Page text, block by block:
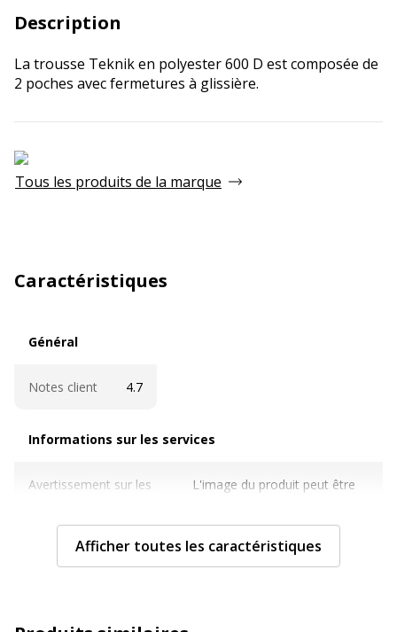
Description
La trousse Teknik en polyester 600 D est composée de
2 poches avec fermetures à glissière.
Tous les produits de la marque
Caractéristiques
Général
Notes client 4.7
Informations sur les services
Avertissement sur les
L'image du produit peut être
Caractéristiques techniques
Caractéristiques techniques
Afficher toutes les caractéristiques